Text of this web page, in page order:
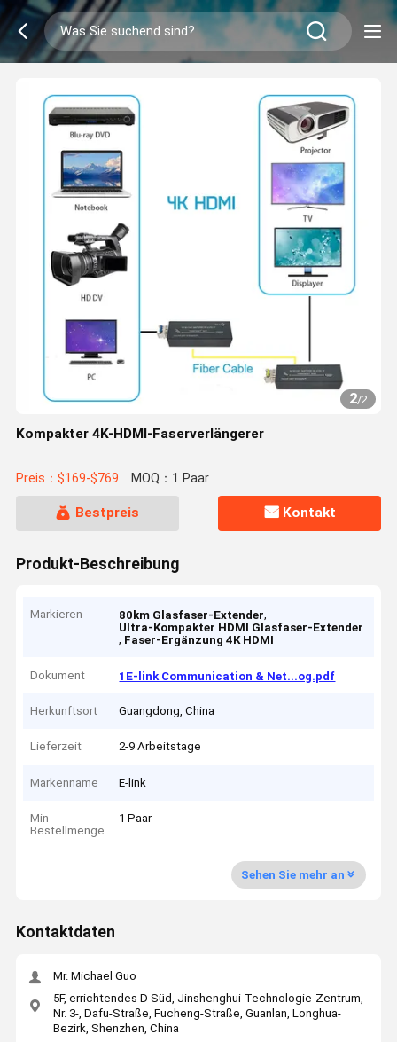
2/2
Kompakter 4K-HDMI-Faserverlängerer
Preis：$169-$769 MOQ：1 Paar
Bestpreis Kontakt
Produkt-Beschreibung
Markieren 80km Glasfaser-Extender,
Ultra-Kompakter HDMI Glasfaser-Extender
, Faser-Ergänzung 4K HDMI
Dokument 1E-link Communication & Net...og.pdf
Herkunftsort Guangdong, China
Lieferzeit 2-9 Arbeitstage
Markenname E-link
Min
Bestellmenge
1 Paar
Sehen Sie mehr an
Kontaktdaten
Mr. Michael Guo
5F, errichtendes D Süd, Jinshenghui-Technologie-Zentrum,
Nr. 3-, Dafu-Straße, Fucheng-Straße, Guanlan, Longhua-
Bezirk, Shenzhen, China